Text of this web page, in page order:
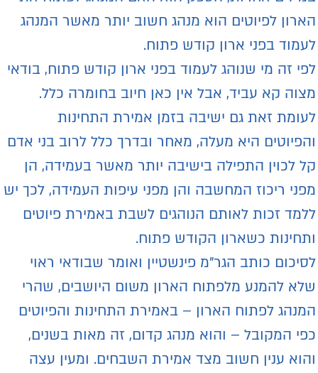
לפיוטים הוא מנהג חשוב יותר מאשר המנהג
בפני ארון קודש פתוח.
זה מי שנוהג לעמוד בפני ארון קודש פתוח, בודאי
קא עביד, אבל אין כאן חיוב בחומרה כלל.
זאת גם ישיבה בזמן אמירת התחינות
היא מעלה, מאחר ובדרך כלל לרוב בני אדם
לכוין התפילה בישיבה יותר מאשר בעמידה, הן
ריכוז המחשבה והן מפני עיפות העמידה, לכך יש
זכות לאותם הנוהגים לשבת באמירת פיוטים
כשארון הקודש פתוח.
כותב הגר"מ פינשטיין ואומר שבודאי ראוי
להמנע מלפתוח הארון משום היושבים, שהרי
לפתוח הארון – באמירת התחינות והפיוטים
המקובל – והוא מנהג קדום, זה מאות בשנים,
ענין חשוב מצד אמירת השבחים. ומעין עצה